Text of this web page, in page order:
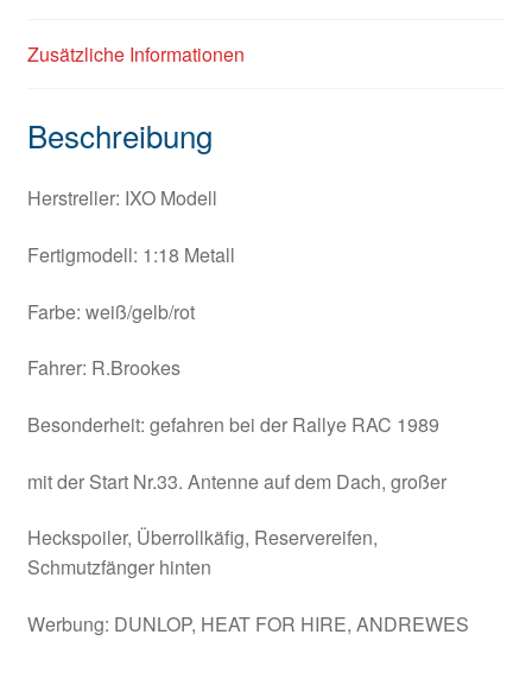
Zusätzliche Informationen
Beschreibung
Herstreller: IXO Modell
Fertigmodell: 1:18 Metall
Farbe: weiß/gelb/rot
Fahrer: R.Brookes
Besonderheit: gefahren bei der Rallye RAC 1989
mit der Start Nr.33. Antenne auf dem Dach, großer
Heckspoiler, Überrollkäfig, Reservereifen,
Schmutzfänger hinten
Werbung: DUNLOP, HEAT FOR HIRE, ANDREWES